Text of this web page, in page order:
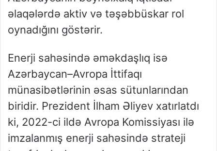
əlaqələrdə aktiv və təşəbbüskar rol
oynadığını göstərir.
Enerji sahəsində əməkdaşlıq isə
Azərbaycan–Avropa İttifaqı
münasibətlərinin əsas sütunlarından
biridir. Prezident İlham Əliyev xatırlatdı
ki, 2022-ci ildə Avropa Komissiyası ilə
imzalanmış enerji sahəsində strateji